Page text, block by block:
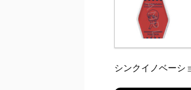
シンクイノベーシ